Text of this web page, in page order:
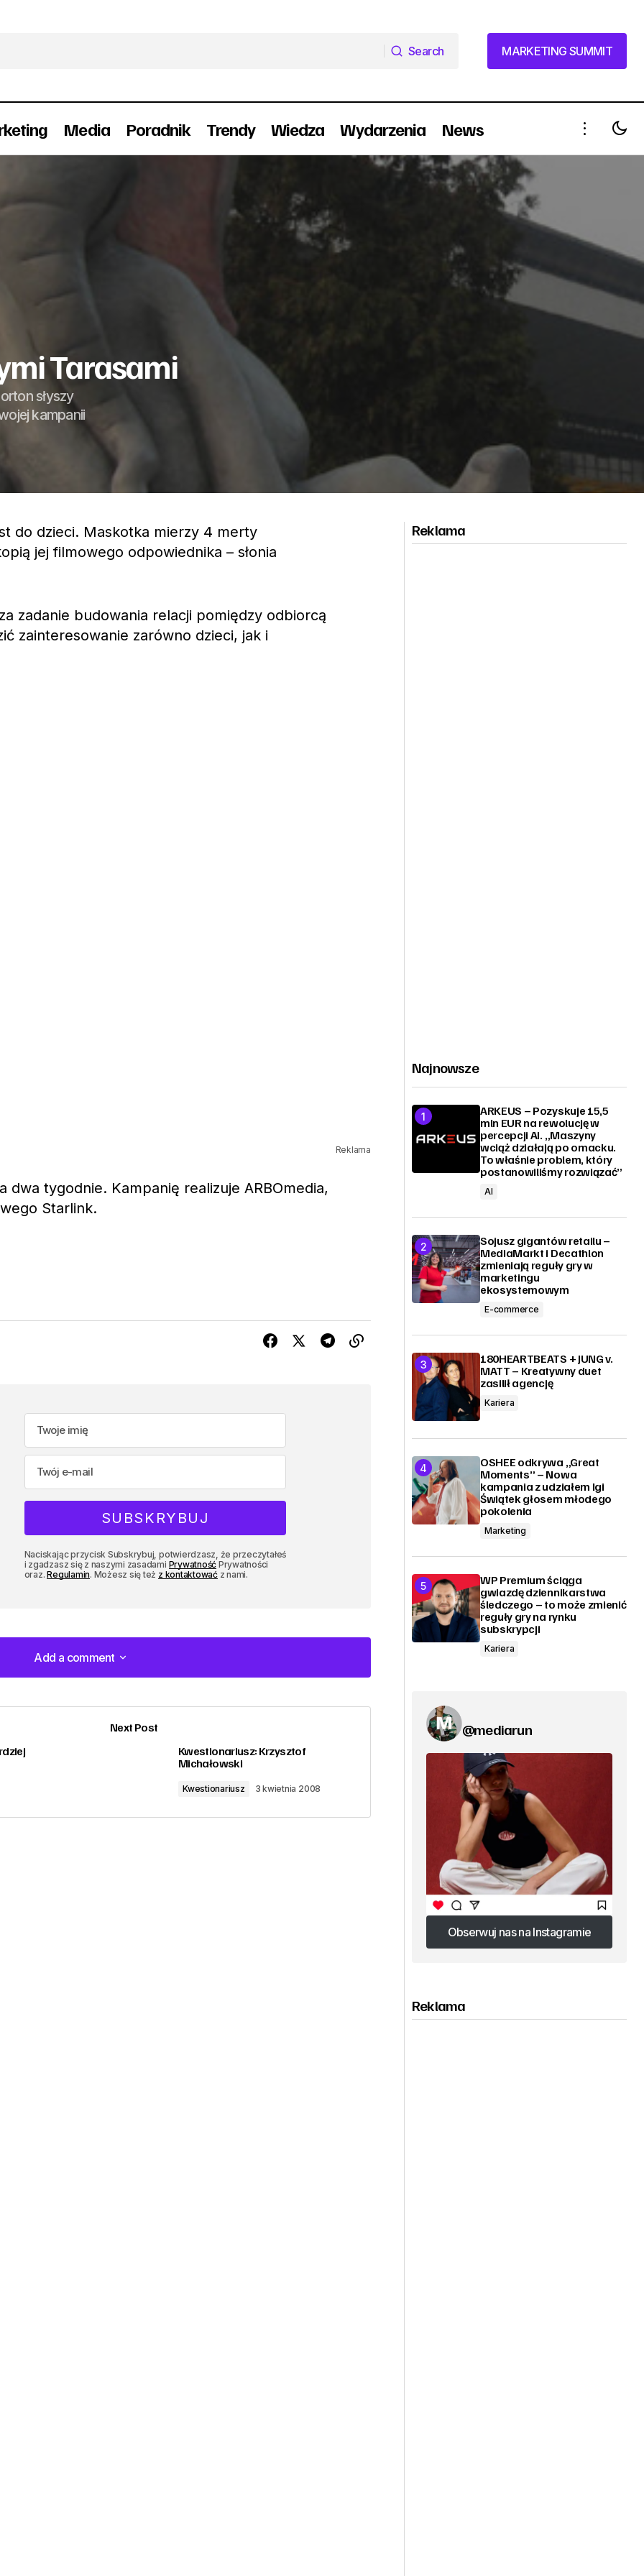
Search
MARKETING SUMMIT
MARKETING SUMMIT
Media Poradnik Trendy Wiedza Wydarzenia News
Kwestionariusz: Krzysztof Michałowski
Tarasami
słyszy
kampanii
do dzieci. Maskotka mierzy 4 merty
jej filmowego odpowiednika – słonia
zadanie budowania relacji pomiędzy odbiorcą
zainteresowanie zarówno dzieci, jak i
Reklama
dwa tygodnie. Kampanię realizuje ARBOmedia,
Starlink.
Naciskając przycisk Subskrybuj, potwierdzasz, że przeczytałeś
i zgadzasz się z naszymi zasadami Prywatność Prywatności
oraz.Regulamin. Możesz się też z kontaktowaćz nami.
Add a comment
Add a comment
Next Post
Kwestionariusz: Krzysztof
Michałowski
Kwestionariusz 3 kwietnia 2008
Reklama
Najnowsze
ARKEUS – Pozyskuje 15,5
mln EUR na rewolucję w
percepcji AI. „Maszyny
wciąż działają po omacku.
To właśnie problem, który
postanowiliśmy rozwiązać”
AI
Sojusz gigantów retailu –
MediaMarkt i Decathlon
zmieniają reguły gry w
marketingu
ekosystemowym
E-commerce
180HEARTBEATS + JUNG v.
MATT – Kreatywny duet
zasilił agencję
Kariera
OSHEE odkrywa „Great
Moments” – Nowa
kampania z udziałem Igi
Świątek głosem młodego
pokolenia
Marketing
WP Premium ściąga
gwiazdę dziennikarstwa
śledczego – to może zmienić
reguły gry na rynku
subskrypcji
Kariera
@mediarun
Obserwuj nas na Instagramie
Obserwuj nas na Instagramie
Reklama